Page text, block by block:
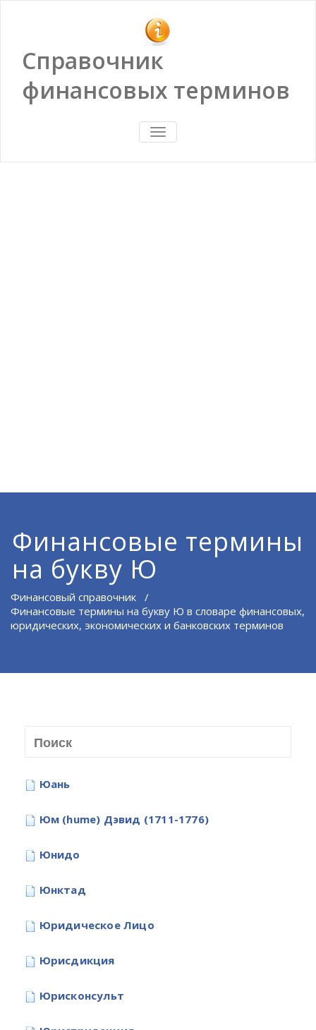
Справочник
финансовых терминов
ПОКАЗАТЬ/
СКРЫТЬ
Финансовые термины
на букву Ю
Финансовый справочник /
Финансовые термины на букву Ю в словаре финансовых,
юридических, экономических и банковских терминов
Юань
Юм (hume) Дэвид (1711-1776)
Юнидо
Юнктад
Юридическое Лицо
Юрисдикция
Юрисконсульт